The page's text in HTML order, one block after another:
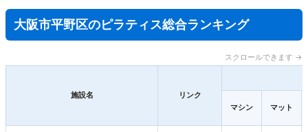
大阪市平野区のピラティス総合ランキング
スクロールできます →
施設名 リンク
マシン マット